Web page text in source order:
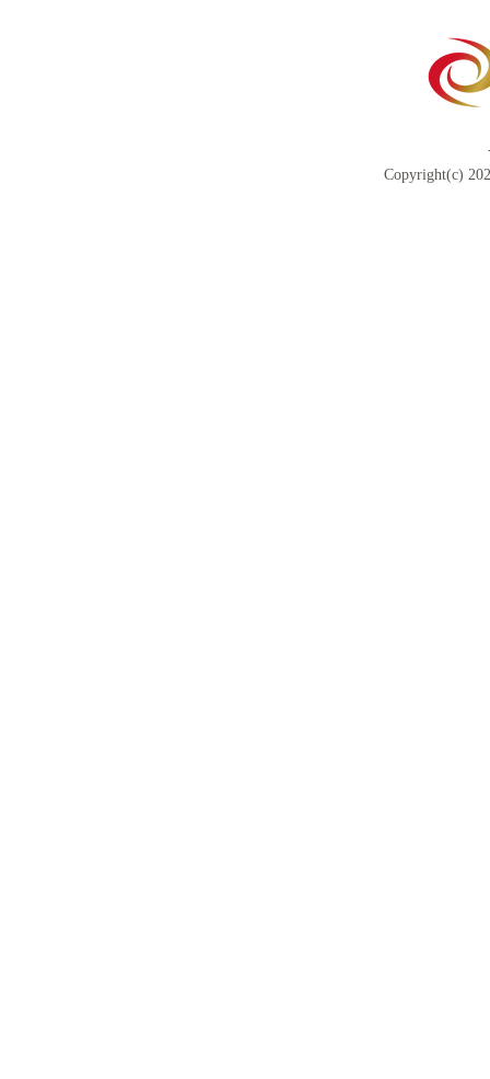
Copyright(c)